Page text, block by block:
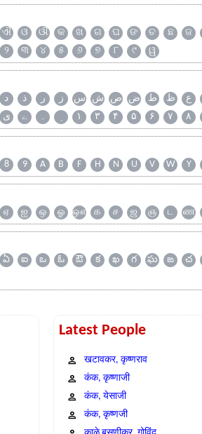
ଐ ଓ ଔ କ ଖ ଗ ଘ ଙ ଚ ଛ ଜ
୨ ୩ ୪ ୫ ୬ ୭ ୮ ୯ ୱ
د ذ ر ز س ش ص ض ط ظ ع
ی ے ۔ ۱ ۳ ۴ ۵ ۶ ۷ ۸
8 9 A B F H N U V W Y
ஏ ஐ ஒ ஓ ஔ க ச ஜ ஞ ட ண
ఏ ఐ ఒ ఓ ఔ క ఖ గ ఘ ఙ చ
Latest People
खटावकर, कृष्णराव
कंक, कृष्णाजी
कंक, येसाजी
कंक, कृष्णजी